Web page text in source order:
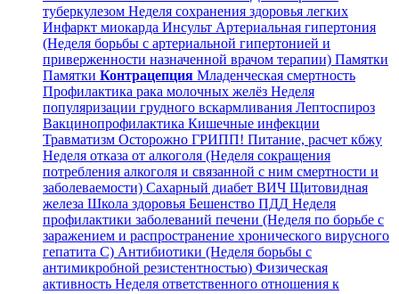
туберкулезом Неделя сохранения здоровья легких
Инфаркт миокарда Инсульт Артериальная гипертония
(Неделя борьбы с артериальной гипертонией и
приверженности назначенной врачом терапии) Памятки
Памятки Контрацепция Младенческая смертность
Профилактика рака молочных желёз Неделя
популяризации грудного вскармливания Лептоспироз
Вакцинопрофилактика Кишечные инфекции
Травматизм Осторожно ГРИПП! Питание, расчет кбжу
Неделя отказа от алкоголя (Неделя сокращения
потребления алкоголя и связанной с ним смертности и
заболеваемости) Сахарный диабет ВИЧ Щитовидная
железа Школа здоровья Бешенство ПДД Неделя
профилактики заболеваний печени (Неделя по борьбе с
заражением и распространение хронического вирусного
гепатита С) Антибиотики (Неделя борьбы с
антимикробной резистентностью) Физическая
активность Неделя ответственного отношения к